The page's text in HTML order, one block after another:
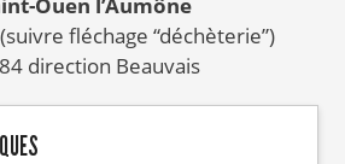
fléchage “déchèterie”)
direction Beauvais